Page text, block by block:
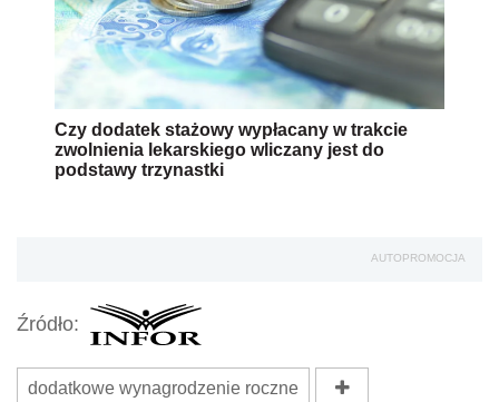
Czy dodatek stażowy wypłacany w trakcie
zwolnienia lekarskiego wliczany jest do
podstawy trzynastki
AUTOPROMOCJA
Źródło:
dodatkowe wynagrodzenie roczne